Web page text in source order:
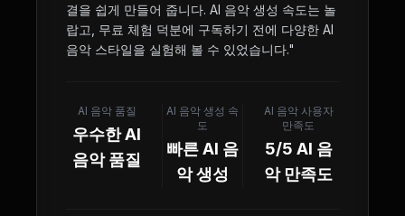
결을 쉽게 만들어 줍니다. AI 음악 생성 속도는 놀
랍고, 무료 체험 덕분에 구독하기 전에 다양한 AI
음악 스타일을 실험해 볼 수 있었습니다."
AI 음악 품질
우수한 AI
음악 품질
AI 음악 생성 속
도
빠른 AI 음
악 생성
AI 음악 사용자
만족도
5/5 AI 음
악 만족도